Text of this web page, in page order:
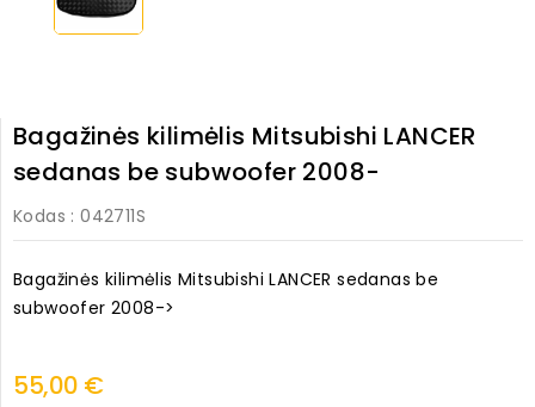
Bagažinės kilimėlis Mitsubishi LANCER
sedanas be subwoofer 2008-
Kodas : 042711S
Bagažinės kilimėlis Mitsubishi LANCER sedanas be
subwoofer 2008->
55,00 €